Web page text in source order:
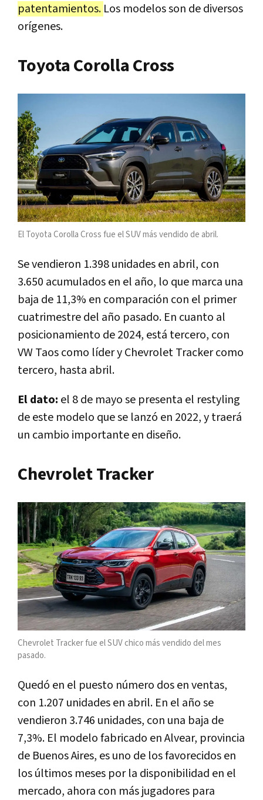
patentamientos. Los modelos son de diversos
orígenes.
Toyota Corolla Cross
El Toyota Corolla Cross fue el SUV más vendido de abril.
Se vendieron 1.398 unidades en abril, con
3.650 acumulados en el año, lo que marca una
baja de 11,3% en comparación con el primer
cuatrimestre del año pasado. En cuanto al
posicionamiento de 2024, está tercero, con
VW Taos como líder y Chevrolet Tracker como
tercero, hasta abril.
El dato: el 8 de mayo se presenta el restyling
de este modelo que se lanzó en 2022, y traerá
un cambio importante en diseño.
Chevrolet Tracker
Chevrolet Tracker fue el SUV chico más vendido del mes
pasado.
Quedó en el puesto número dos en ventas,
con 1.207 unidades en abril. En el año se
vendieron 3.746 unidades, con una baja de
7,3%. El modelo fabricado en Alvear, provincia
de Buenos Aires, es uno de los favorecidos en
los últimos meses por la disponibilidad en el
mercado, ahora con más jugadores para